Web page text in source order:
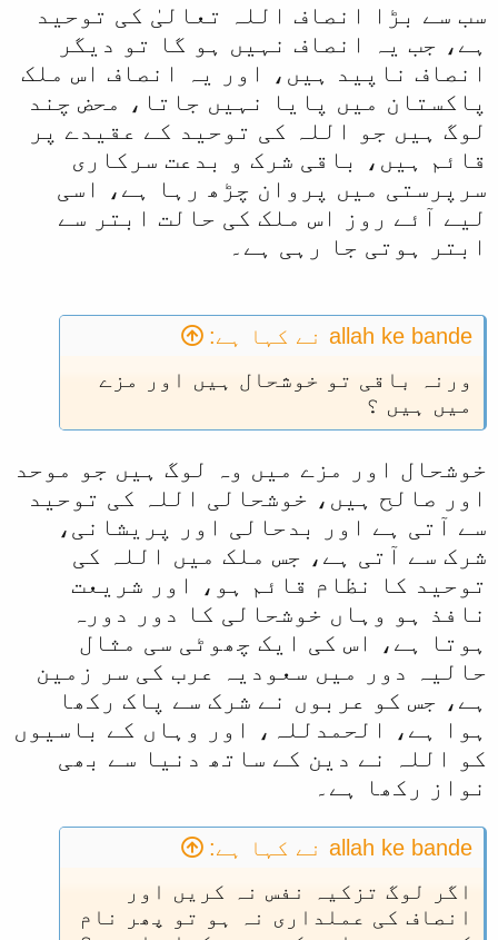
سب سے بڑا انصاف اللہ تعالیٰ کی توحید
ہے، جب یہ انصاف نہیں ہو گا تو دیگر
انصاف ناپید ہیں، اور یہ انصاف اس ملک
پاکستان میں پایا نہیں جاتا، محض چند
لوگ ہیں جو اللہ کی توحید کے عقیدے پر
قائم ہیں، باقی شرک و بدعت سرکاری
سرپرستی میں پروان چڑھ رہا ہے، اسی
لیے آئے روز اس ملک کی حالت ابتر سے
ابتر ہوتی جا رہی ہے۔
allah ke bande نے کہا ہے:
ورنہ باقی تو خوشحال ہیں اور مزے
میں ہیں ؟
خوشحال اور مزے میں وہ لوگ ہیں جو موحد
اور صالح ہیں، خوشحالی اللہ کی توحید
سے آتی ہے اور بدحالی اور پریشانی،
شرک سے آتی ہے، جس ملک میں اللہ کی
توحید کا نظام قائم ہو، اور شریعت
نافذ ہو وہاں خوشحالی کا دور دورہ
ہوتا ہے، اس کی ایک چھوٹی سی مثال
حالیہ دور میں سعودیہ عرب کی سر زمین
ہے، جس کو عربوں نے شرک سے پاک رکھا
ہوا ہے، الحمدللہ، اور وہاں کے باسیوں
کو اللہ نے دین کے ساتھ دنیا سے بھی
نواز رکھا ہے۔
allah ke bande نے کہا ہے:
اگر لوگ تزکیہ نفس نہ کریں اور
انصاف کی عملداری نہ ہو تو پھر نام